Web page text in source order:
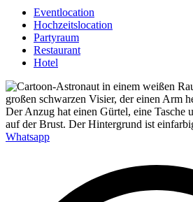
Eventlocation
Hochzeitslocation
Partyraum
Restaurant
Hotel
Whatsapp